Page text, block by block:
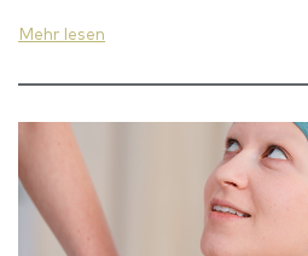
Mehr lesen